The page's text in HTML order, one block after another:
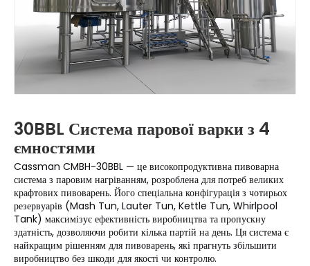
30BBL Система парової варки з 4
ємностями
Cassman CMBH-30BBL — це високопродуктивна пивоварна
система з паровим нагріванням, розроблена для потреб великих
крафтових пивоварень. Його спеціальна конфігурація з чотирьох
резервуарів (Mash Tun, Lauter Tun, Kettle Tun, Whirlpool
Tank) максимізує ефективність виробництва та пропускну
здатність, дозволяючи робити кілька партій на день. Ця система є
найкращим рішенням для пивоварень, які прагнуть збільшити
виробництво без шкоди для якості чи контролю.